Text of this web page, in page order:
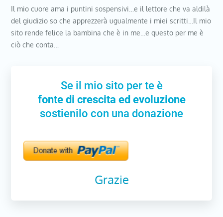
Il mio cuore ama i puntini sospensivi…e il lettore che va aldilà
del giudizio so che apprezzerà ugualmente i miei scritti…Il mio
sito rende felice la bambina che è in me…e questo per me è
ciò che conta…
Se il mio sito per te è
fonte di crescita ed evoluzione
sostienilo con una donazione
Grazie